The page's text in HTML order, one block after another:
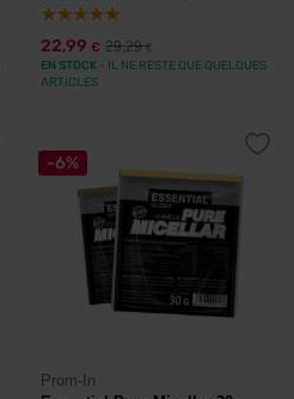
22,99 € 29,29€
EN STOCK - IL NE RESTE QUE QUELQUES
ARTICLES
-6%
Prom-In